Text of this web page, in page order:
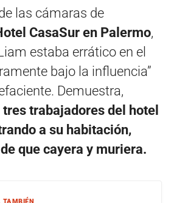
las cámaras de
CasaSur en Palermo,
estaba errático en el
bajo la influencia”
Demuestra,
tres trabajadores del hotel
a su habitación,
que cayera y muriera.
TAMBIÉN